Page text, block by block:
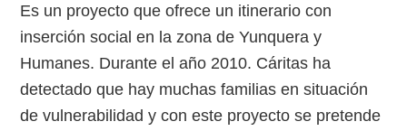
Es un proyecto que ofrece un itinerario con
inserción social en la zona de Yunquera y
Humanes. Durante el año 2010. Cáritas ha
detectado que hay muchas familias en situación
de vulnerabilidad y con este proyecto se pretende